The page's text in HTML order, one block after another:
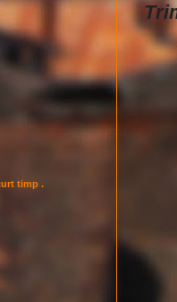
timp .